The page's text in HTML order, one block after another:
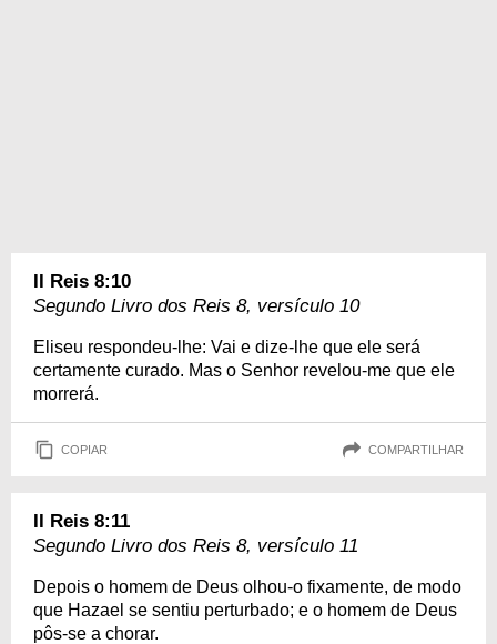
II Reis 8:10
Segundo Livro dos Reis 8, versículo 10
Eliseu respondeu-lhe: Vai e dize-lhe que ele será
certamente curado. Mas o Senhor revelou-me que ele
morrerá.
COPIAR COMPARTILHAR
II Reis 8:11
Segundo Livro dos Reis 8, versículo 11
Depois o homem de Deus olhou-o fixamente, de modo
que Hazael se sentiu perturbado; e o homem de Deus
pôs-se a chorar.